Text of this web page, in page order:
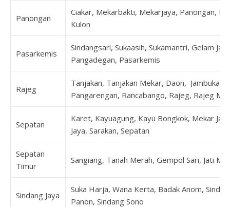
Panongan
Ciakar, Mekarbakti, Mekarjaya, Panongan,
Kulon
Pasarkemis
Sindangsari, Sukaasih, Sukamantri, Gelam
Pangadegan, Pasarkemis
Rajeg
Tanjakan, Tanjakan Mekar, Daon,
Pangarengan, Rancabango, Rajeg, Rajeg
Sepatan
Karet, Kayuagung, Kayu Bongkok, Mekar
Jaya, Sarakan, Sepatan
Sepatan
Timur
Sangiang, Tanah Merah, Gempol Sari, Jati
Sindang Jaya
Suka Harja, Wana Kerta, Badak Anom,
Panon, Sindang Sono